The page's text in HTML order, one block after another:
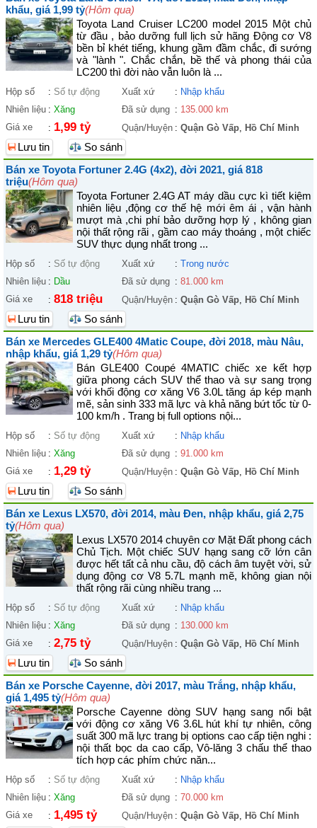
khẩu, giá 1,99 tỷ(Hôm qua)
Toyota Land Cruiser LC200 model 2015 Một chủ
từ đầu , bảo dưỡng full lịch sử hãng Động cơ V8
bền bỉ khét tiếng, khung gầm đầm chắc, đi sướng
và "lành ". Chắc chắn, bề thế và phong thái của
LC200 thì đời nào vẫn luôn là ...
Hộp số : Số tự động Xuất xứ : Nhập khẩu
Nhiên liệu : Xăng Đã sử dụng : 135.000 km
Giá xe
: 1,99 tỷ Quận/Huyện : Quận Gò Vấp, Hồ Chí Minh
Lưu tin
So sánh
Bán xe Toyota Fortuner 2.4G (4x2), đời 2021, giá 818
triệu(Hôm qua)
Toyota Fortuner 2.4G AT máy dầu cực kì tiết kiệm
nhiên liệu ,động cơ thế hệ mới êm ái , vận hành
mượt mà ,chi phí bảo dưỡng hợp lý , không gian
nội thất rộng rãi , gầm cao máy thoáng , một chiếc
SUV thực dụng nhất trong ...
Hộp số : Số tự động Xuất xứ : Trong nước
Nhiên liệu : Dầu Đã sử dụng : 81.000 km
Giá xe
: 818 triệu Quận/Huyện : Quận Gò Vấp, Hồ Chí Minh
Lưu tin
So sánh
Bán xe Mercedes GLE400 4Matic Coupe, đời 2018, màu Nâu,
nhập khẩu, giá 1,29 tỷ(Hôm qua)
Bán GLE400 Coupé 4MATIC chiếc xe kết hợp
giữa phong cách SUV thể thao và sự sang trọng
với khối động cơ xăng V6 3.0L tăng áp kép mạnh
mẽ, sản sinh 333 mã lực và khả năng bứt tốc từ 0-
100 km/h . Trang bị full options nội...
Hộp số : Số tự động Xuất xứ : Nhập khẩu
Nhiên liệu : Xăng Đã sử dụng : 91.000 km
Giá xe
: 1,29 tỷ Quận/Huyện : Quận Gò Vấp, Hồ Chí Minh
Lưu tin
So sánh
Bán xe Lexus LX570, đời 2014, màu Đen, nhập khẩu, giá 2,75
tỷ(Hôm qua)
Lexus LX570 2014 chuyên cơ Mặt Đất phong cách
Chủ Tịch. Một chiếc SUV hạng sang cỡ lớn cân
được hết tất cả nhu cầu, độ cách âm tuyệt vời, sử
dụng động cơ V8 5.7L mạnh mẽ, không gian nội
thất rộng rãi cùng nhiều trang ...
Hộp số : Số tự động Xuất xứ : Nhập khẩu
Nhiên liệu : Xăng Đã sử dụng : 130.000 km
Giá xe
: 2,75 tỷ Quận/Huyện : Quận Gò Vấp, Hồ Chí Minh
Lưu tin
So sánh
Bán xe Porsche Cayenne, đời 2017, màu Trắng, nhập khẩu,
giá 1,495 tỷ(Hôm qua)
Porsche Cayenne dòng SUV hạng sang nổi bật
với động cơ xăng V6 3.6L hút khí tự nhiên, công
suất 300 mã lực trang bị options cao cấp tiện nghi :
nội thất bọc da cao cấp, Vô-lăng 3 chấu thể thao
tích hợp các phím chức năn...
Hộp số : Số tự động Xuất xứ : Nhập khẩu
Nhiên liệu : Xăng Đã sử dụng : 70.000 km
Giá xe
: 1,495 tỷ Quận/Huyện : Quận Gò Vấp, Hồ Chí Minh